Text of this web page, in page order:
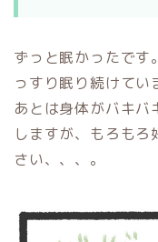
ずっと眠かったです
っすり眠り続けてい
あとは身体がバキバ
しますが、もろも
さい、、、。